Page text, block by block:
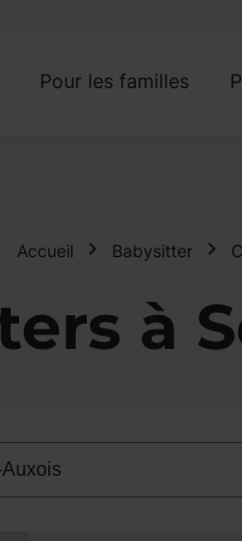
Pour les familles
Accueil Babysitter
à